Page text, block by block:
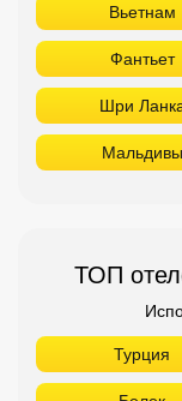
Вьетнам
Фантьет
Шри
Мальдивы
ТОП
Турция